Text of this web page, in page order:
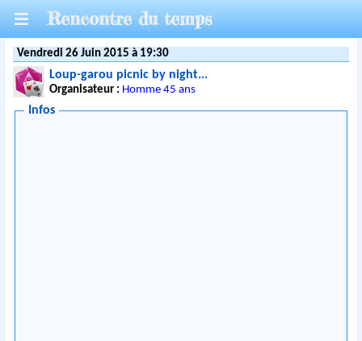
Rencontre du temps
Vendredi 26 Juin 2015 à 19:30
Loup-garou picnic by night...
Organisateur : Homme 45 ans
Infos